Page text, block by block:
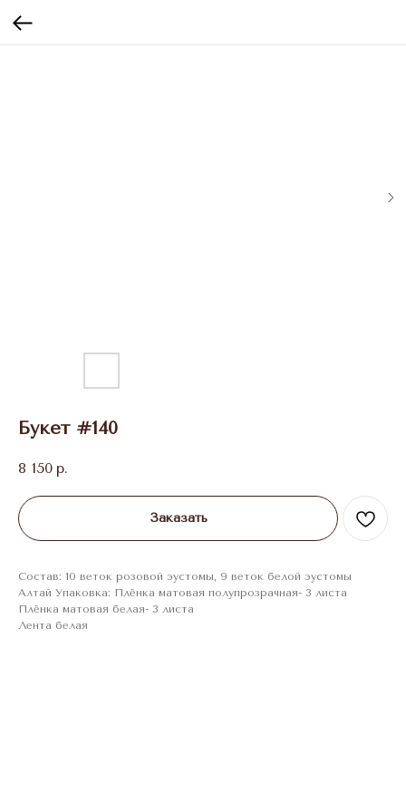
Букет #140
8 150 р.
Заказать
Состав: 10 веток розовой эустомы, 9 веток белой эустомы
Алтай Упаковка: Плёнка матовая полупрозрачная- 3 листа
Плёнка матовая белая- 3 листа
Лента белая